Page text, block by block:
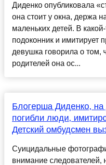
Диденко опубликовала
она стоит у окна, держа
маленьких детей. В
подоконник и имитирует
девушка говорила о том,
родителей она ос...
Блогерша Диденко,
погибли люди,
Детский омбудсмен
Суицидальные
внимание следователей,